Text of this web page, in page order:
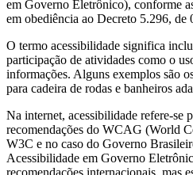
em Governo Eletrônico), conforme
em obediência ao Decreto 5.296, de
O termo acessibilidade significa
participação de atividades como o
informações. Alguns exemplos são
para cadeira de rodas e banheiros
Na internet, acessibilidade refere-se
recomendações do WCAG (World
W3C e no caso do Governo
Acessibilidade em Governo